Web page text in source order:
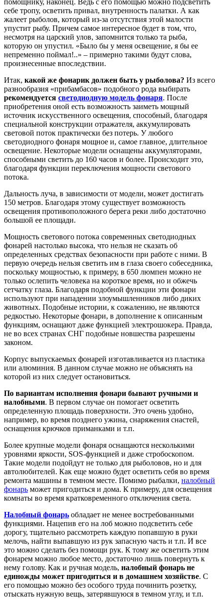
себе тропу, осветить привал, внутренность палатки. А как
жалеет рыболов, который из-за отсутствия этой малости
упустит рыбу. Причем самое интересное будет в том, что,
несмотря на царский улов, запомнится только та рыба,
которую он упустил. «Было бы у меня освещение, я бы ее
непременно поймал!..» – примерно такими будут слова,
произнесенные впоследствии.
Итак, какой же фонарик должен быть у рыболова? Из всего
разнообразия «прибамбасов» подобного рода выбирать
рекомендуется светодиодную модель фонаря. После
приобретения оной есть возможность заиметь мощный
источник искусственного освещения, способный, благодаря
специальной конструкции отражателя, аккумулировать
световой поток практически без потерь. У любого
светодиодного фонаря мощное и, самое главное, длительное
освещение. Некоторые модели оснащены аккумуляторами,
способными светить до 160 часов и более. Происходит это,
благодаря функции переключения мощности светового
потока.
Дальность луча, в зависимости от модели, может достигать
150 метров. Благодаря этому существует возможность
освещения противоположного берега реки либо достаточно
большой ее площади.
Мощность светового потока современных светодиодных
фонарей настолько высока, что нельзя не сказать об
определенных средствах безопасности при работе с ними. В
первую очередь нельзя светить им в глаза своего собеседника,
поскольку мощностью, к примеру, в 650 люмпен можно не
только ослепить человека на короткое время, но и обжечь
сетчатку глаза. Благодаря подобной функции эти фонари
используют при нападении злоумышленников либо диких
животных. Подобные истории, к сожалению, не являются
редкостью. Некоторые фонари, в дополнение к описанным
функциям, оснащают даже функцией электрошокера. Правда,
не во всех странах СНГ подобные новшества разрешены
законом.
Корпус выпускаемых фонарей изготавливается из пластика
или алюминия. В данном случае можно не объяснять на
которой из них следует остановиться.
По вариантам исполнения фонари бывают ручными и
налобными. В первом случае он помогает осветить
определенную площадь поверхности. Это очень удобно,
например, во время позднего ужина, снаряжения снастей,
оснащения крючков приманками и т.п.
Более крупные модели фонаря оснащаются несколькими
уровнями яркости, SOS-функцией и даже стробоскопом.
Такие модели подойдут не только для рыболовов, но и для
автолюбителей. Как еще можно будет осветить себя во время
ремонта машины в темном месте. Помимо рыбалки, налобный
фонарь может пригодиться и дома. К примеру, для освещения
комнаты во время кратковременного отключения света.
Налобный фонарь обладает не менее востребованными
функциями. Нацепив его на лоб можно подсветить себе
дорогу, тщательно рассмотреть каждую попавшую в руки
мелочь, найти выпавшую из рук запасную часть и т.п. И все
это можно сделать без помощи рук. К тому же осветить этим
фонарем можно любое место, достаточно лишь повернуть к
нему голову. Как и ручная модель, налобный фонарь не
единожды может пригодиться и в домашнем хозяйстве. С
его помощью можно без особого труда починить розетку,
отыскать нужную вещь, затерявшуюся в темном углу, и т.п.